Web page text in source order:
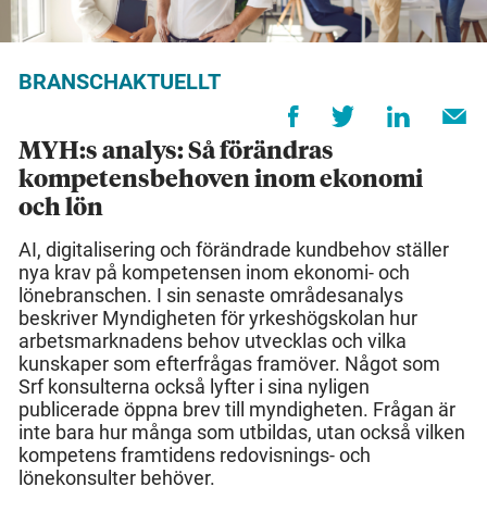
BRANSCHAKTUELLT
MYH:s analys: Så förändras
kompetensbehoven inom ekonomi
och lön
AI, digitalisering och förändrade kundbehov ställer
nya krav på kompetensen inom ekonomi- och
lönebranschen. I sin senaste områdesanalys
beskriver Myndigheten för yrkeshögskolan hur
arbetsmarknadens behov utvecklas och vilka
kunskaper som efterfrågas framöver. Något som
Srf konsulterna också lyfter i sina nyligen
publicerade öppna brev till myndigheten. Frågan är
inte bara hur många som utbildas, utan också vilken
kompetens framtidens redovisnings- och
lönekonsulter behöver.